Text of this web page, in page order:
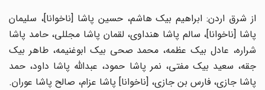
از شرق اردن: ابراهیم بیک هاشم، حسین پاشا [ناخوانا]، سلیمان
پاشا [ناخوانا]، سالم پاشا هنداوی، لقمان پاشا مجللی، حامد پاشا
شراره، عادل بیک عظمه، محمد صحی بیک ابوغنیمه، طاهر بیک
جقه، سعید بیک مفتی، نمر پاشا حمود، عبدالله پاشا داود، حمد
پاشا جازی، فارس بن جازی، [ناخوانا] پاشا عزام، صالح پاشا عوران.